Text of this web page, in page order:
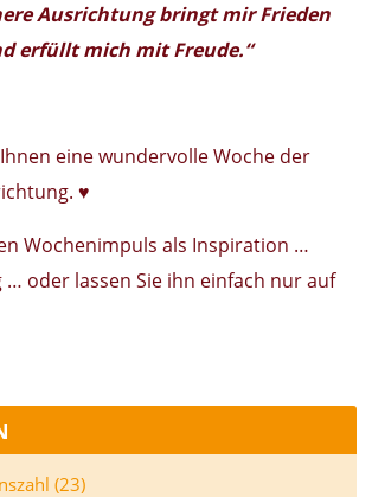
Ausrichtung bringt mir Frieden
erfüllt mich mit Freude.“
eine wundervolle Woche der
♥
Wochenimpuls als Inspiration …
… oder lassen Sie ihn einfach nur auf
(23)